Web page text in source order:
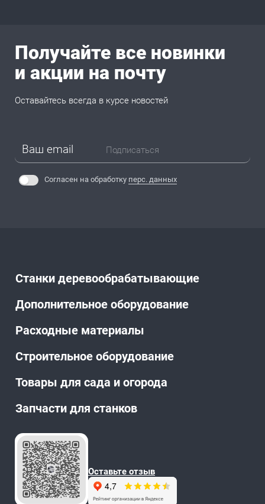
Станки деревообрабатывающие
Дополнительное оборудование
Расходные материалы
Строительное оборудование
Товары для сада и огорода
Запчасти для станков
Оставьте отзыв
Получайте все новинки
и акции на почту
Оставайтесь всегда в курсе новостей
Подписаться
Согласен на обработку перс. данных